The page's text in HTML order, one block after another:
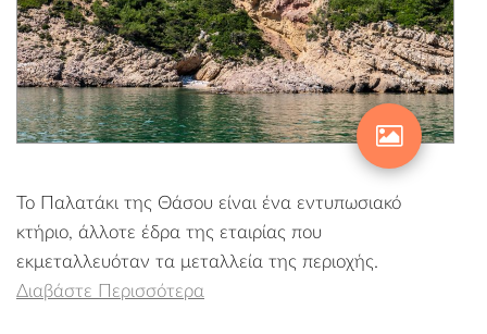
Το Παλατάκι της Θάσου είναι ένα εντυπωσιακό
κτήριο, άλλοτε έδρα της εταιρίας που
εκμεταλλευόταν τα μεταλλεία της περιοχής.
Διαβάστε Περισσότερα